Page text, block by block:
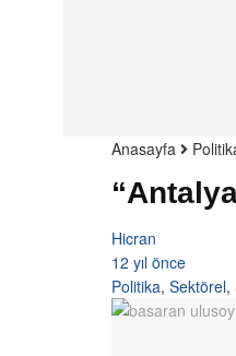
Anasayfa
Hicran
12 yıl önce
Politika, Sektörel,